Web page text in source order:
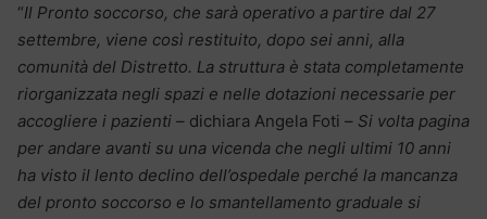
“Il Pronto soccorso, che sarà operativo a partire dal 27
settembre, viene così restituito, dopo sei anni, alla
comunità del Distretto. La struttura è stata completamente
riorganizzata negli spazi e nelle dotazioni necessarie per
accogliere i pazienti – dichiara Angela Foti – Si volta pagina
per andare avanti su una vicenda che negli ultimi 10 anni
ha visto il lento declino dell’ospedale perché la mancanza
del pronto soccorso e lo smantellamento graduale si